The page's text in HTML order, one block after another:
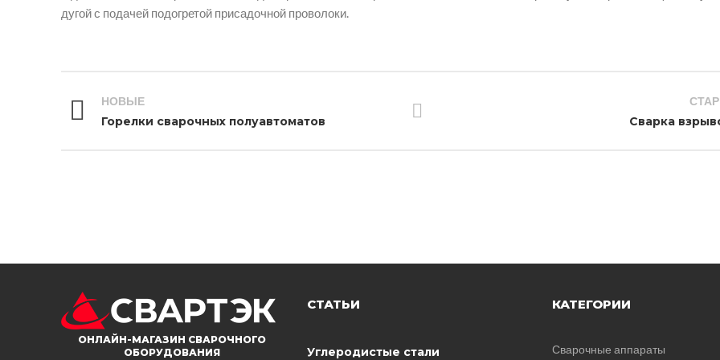
дугой с подачей подогретой присадочной проволоки.
НОВЫЕ
Горелки сварочных полуавтоматов Сварка
ОНЛАЙН-МАГАЗИН СВАРОЧНОГО
ОБОРУДОВАНИЯ
СТАТЬИ
Углеродистые стали
КАТЕГОРИИ
Сварочные аппараты